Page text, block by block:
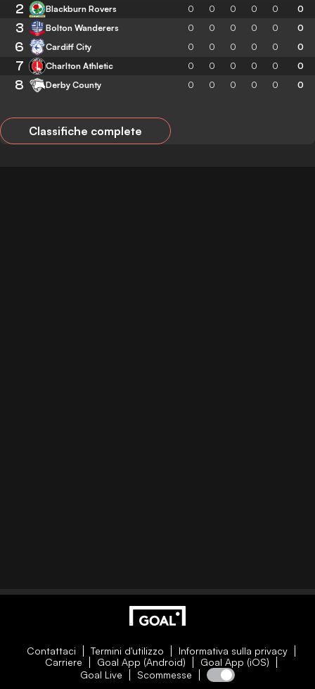
2 Blackburn Rovers 0 0 0 0 0 0
3 Bolton Wanderers 0 0 0 0 0 0
6 Cardiff City 0 0 0 0 0 0
7 Charlton Athletic 0 0 0 0 0 0
8 Derby County 0 0 0 0 0 0
Classifiche complete
Contattaci Termini d'utilizzo
Informativa sulla privacy
Carriere
Goal App (Android)
Goal App (iOS)
Goal Live
Scommesse